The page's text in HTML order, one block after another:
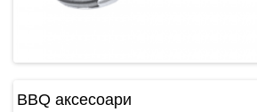
BBQ аксесоари